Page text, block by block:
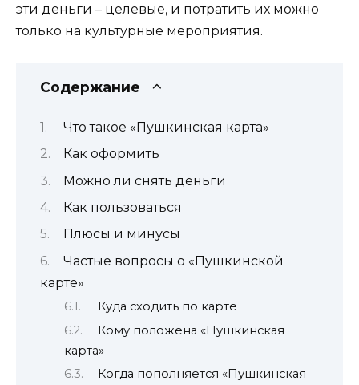
эти деньги – целевые, и потратить их можно
только на культурные мероприятия.
Содержание
Что такое «Пушкинская карта»
Как оформить
Можно ли снять деньги
Как пользоваться
Плюсы и минусы
Частые вопросы о «Пушкинской
карте»
Куда сходить по карте
Кому положена «Пушкинская
карта»
Когда пополняется «Пушкинская